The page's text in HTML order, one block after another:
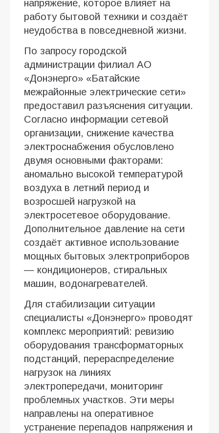
напряжение, которое влияет на
работу бытовой техники и создаёт
неудобства в повседневной жизни.
По запросу городской
администрации филиал АО
«Донэнерго» «Батайские
межрайонные электрические сети»
предоставил разъяснения ситуации.
Согласно информации сетевой
организации, снижение качества
электроснабжения обусловлено
двумя основными факторами:
аномально высокой температурой
воздуха в летний период и
возросшей нагрузкой на
электросетевое оборудование.
Дополнительное давление на сети
создаёт активное использование
мощных бытовых электроприборов
— кондиционеров, стиральных
машин, водонагревателей.
Для стабилизации ситуации
специалисты «Донэнерго» проводят
комплекс мероприятий: ревизию
оборудования трансформаторных
подстанций, перераспределение
нагрузок на линиях
электропередачи, мониторинг
проблемных участков. Эти меры
направлены на оперативное
устранение перепадов напряжения и